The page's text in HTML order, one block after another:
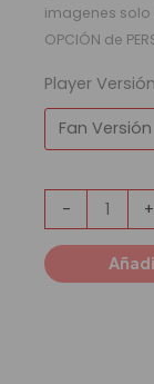
imagenes
OPCIÓN de
Player
- +